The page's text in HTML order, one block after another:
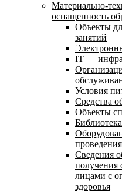
Материально-
оснащенность
Объекты
занятий
IT —
Условия
Средства
Объекты
Библиотека
Сведения
получения
лицами с
здоровья